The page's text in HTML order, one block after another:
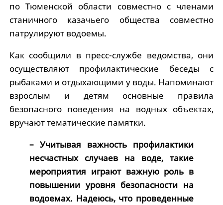
по Тюменской области совместно с членами
станичного казачьего общества совместно
патрулируют водоемы.
Как сообщили в пресс-службе ведомства, они
осуществляют профилактические беседы с
рыбаками и отдыхающими у воды. Напоминают
взрослым и детям основные правила
безопасного поведения на водных объектах,
вручают тематические памятки.
– Учитывая важность профилактики
несчастных случаев на воде, такие
мероприятия играют важную роль в
повышении уровня безопасности на
водоемах. Надеюсь, что проведенные